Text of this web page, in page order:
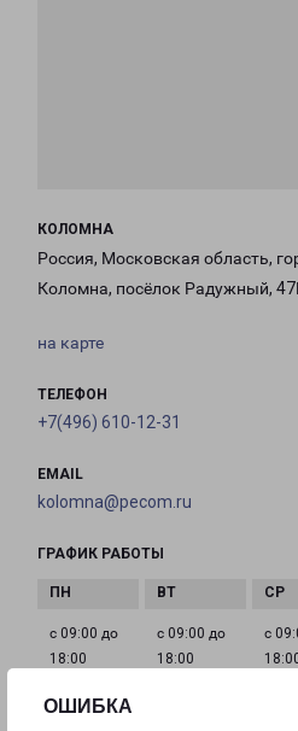
ОШИБКА
КОЛОМНА
Россия, Московская область,
Коломна, посёлок Радужный,
на карте
ТЕЛЕФОН
+7(496) 610-12-31
EMAIL
kolomna@pecom.ru
ГРАФИК РАБОТЫ
с 09:00 до
18:00
с 09:00 до
18:00
с